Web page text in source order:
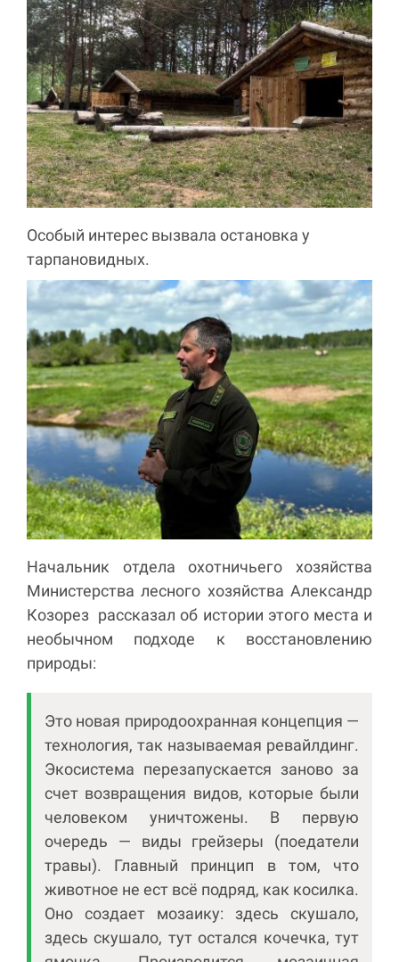
Особый интерес вызвала остановка у
тарпановидных.
Начальник отдела охотничьего хозяйства
Министерства лесного хозяйства Александр
Козорез рассказал об истории этого места и
необычном подходе к восстановлению
природы:
Это новая природоохранная концепция —
технология, так называемая ревайлдинг.
Экосистема перезапускается заново за
счет возвращения видов, которые были
человеком уничтожены. В первую
очередь — виды грейзеры (поедатели
травы). Главный принцип в том, что
животное не ест всё подряд, как косилка.
Оно создает мозаику: здесь скушало,
здесь скушало, тут остался кочечка, тут